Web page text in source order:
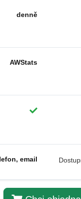
denně
AWStats
email